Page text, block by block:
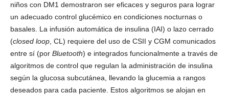
niños con DM1 demostraron ser eficaces y seguros para lograr
un adecuado control glucémico en condiciones nocturnas o
basales. La infusión automática de insulina (IAI) o lazo cerrado
(closed loop, CL) requiere del uso de CSII y CGM comunicados
entre sí (por Bluetooth) e integrados funcionalmente a través de
algoritmos de control que regulan la administración de insulina
según la glucosa subcutánea, llevando la glucemia a rangos
deseados para cada paciente. Estos algoritmos se alojan en